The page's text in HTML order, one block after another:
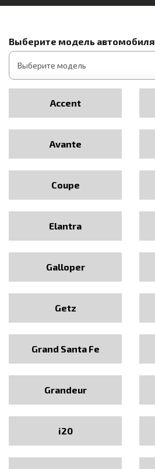
Выберите модель автомобиля
Accent
Avante
Coupe
Elantra
Galloper
Getz
Grand Santa Fe
Grandeur
i20